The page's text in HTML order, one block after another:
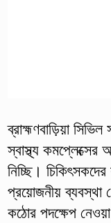
ব্রাহ্মণবাড়িয়া
স্বাস্থ্য
নিচ্ছি।
প্রয়োজনীয় ব্যবস্থা
কঠোর পদক্ষেপ